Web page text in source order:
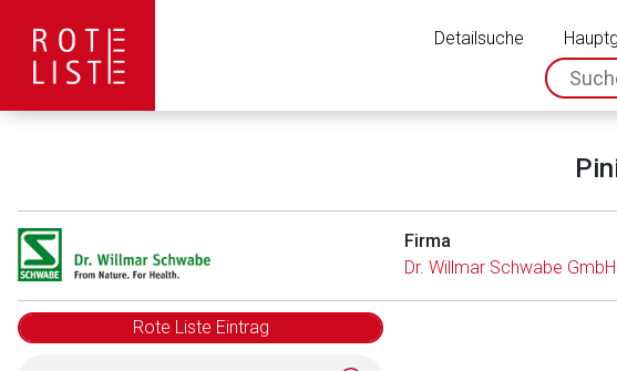
Detailsuche
Firma
Dr. Willmar Schwabe
Rote Liste Eintrag